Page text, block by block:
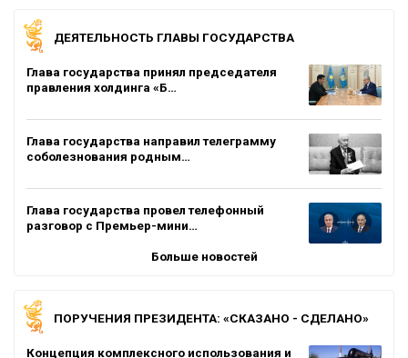
ДЕЯТЕЛЬНОСТЬ ГЛАВЫ ГОСУДАРСТВА
Глава государства принял председателя
правления холдинга «Б…
Глава государства направил телеграмму
соболезнования родным…
Глава государства провел телефонный
разговор с Премьер-мини…
Больше новостей
ПОРУЧЕНИЯ ПРЕЗИДЕНТА: «СКАЗАНО - СДЕЛАНО»
Концепция комплексного использования и